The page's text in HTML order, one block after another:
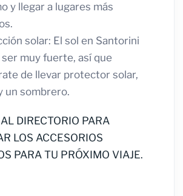
y llegar a lugares más
solar: El sol en Santorini
muy fuerte, así que
de llevar protector solar,
un sombrero.
DIRECTORIO PARA
LOS ACCESORIOS
PARA TU PRÓXIMO VIAJE.